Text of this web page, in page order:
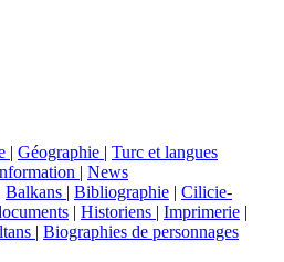
| Géographie | Turc et langues
| News
Balkans | Bibliographie | Cilicie-
| Historiens | Imprimerie |
| Biographies de personnages